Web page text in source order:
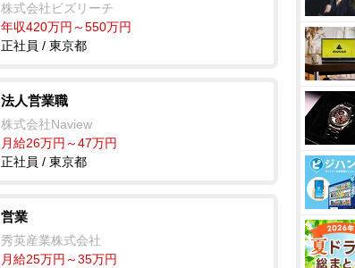
株式会社ビズリーチ
年収420万円～550万円
正社員 / 東京都
法人営業職
株式会社Naview
月給26万円～47万円
正社員 / 東京都
営業
秀英産業株式会社
月給25万円～35万円